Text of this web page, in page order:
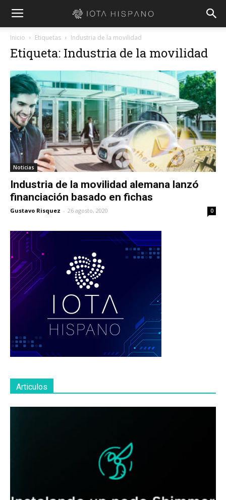
Inicio Etiquetas Industria de la movilidad
Etiqueta: Industria de la movilidad
Noticias
Industria de la movilidad alemana lanzó
financiación basado en fichas
Gustavo Risquez - 26 agosto, 2020 0
Articulos